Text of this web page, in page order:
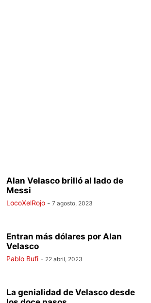
Alan Velasco brilló al lado de
Messi
LocoXelRojo - 7 agosto, 2023
Entran más dólares por Alan
Velasco
Pablo Bufi - 22 abril, 2023
La genialidad de Velasco desde